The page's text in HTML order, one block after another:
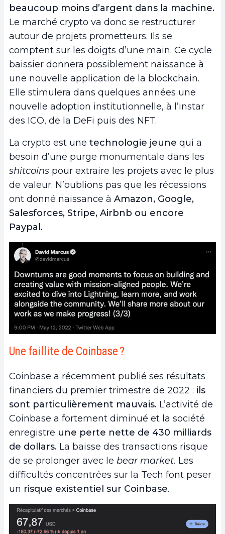
beaucoup moins d’argent dans la machine.
Le marché crypto va donc se restructurer
autour de projets prometteurs. Ils se
comptent sur les doigts d’une main. Ce cycle
baissier donnera possiblement naissance à
une nouvelle application de la blockchain.
Elle stimulera dans quelques années une
nouvelle adoption institutionnelle, à l’instar
des ICO, de la DeFi puis des NFT.
La crypto est une technologie jeune qui a
besoin d’une purge monumentale dans les
shitcoins pour extraire les projets avec le plus
de valeur. N’oublions pas que les récessions
ont donné naissance à Amazon, Google,
Salesforces, Stripe, Airbnb ou encore
Paypal.
Une faillite de Coinbase ?
Coinbase a récemment publié ses résultats
financiers du premier trimestre de 2022 : ils
sont particulièrement mauvais. L’activité de
Coinbase a fortement diminué et la société
enregistre une perte nette de 430 milliards
de dollars. La baisse des transactions risque
de se prolonger avec le bear market. Les
difficultés concentrées sur la Tech font peser
un risque existentiel sur Coinbase.